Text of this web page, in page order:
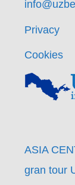
Privacy
Cookies
ASIA
gran tour